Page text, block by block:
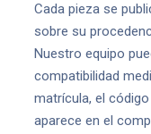
Cada pieza se
sobre su
Nuestro equipo
compatibilidad
matrícula, el
aparece en el